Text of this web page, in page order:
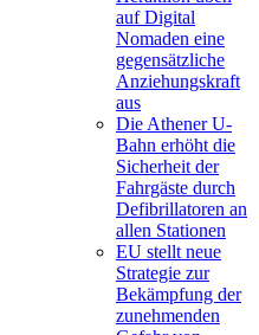
auf Digital
Nomaden eine
gegensätzliche
Anziehungskraft
aus
Die Athener U-
Bahn erhöht die
Sicherheit der
Fahrgäste durch
Defibrillatoren an
allen Stationen
EU stellt neue
Strategie zur
Bekämpfung der
zunehmenden